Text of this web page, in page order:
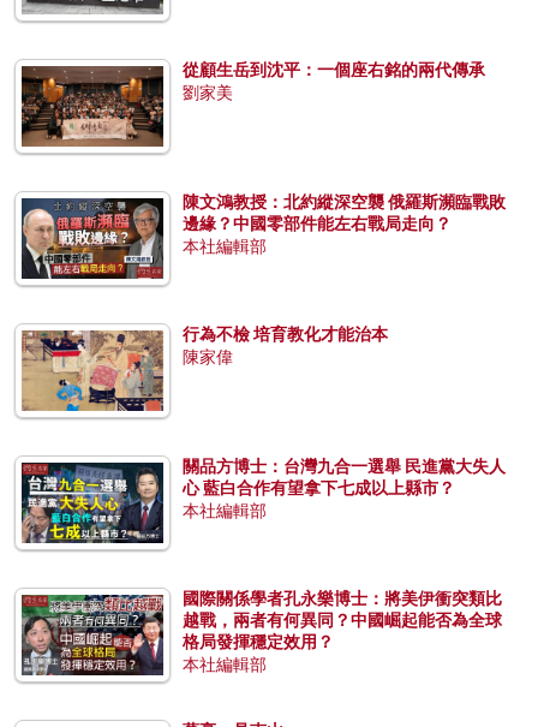
從顧生岳到沈平：一個座右銘的兩代傳承
劉家美
陳文鴻教授：北約縱深空襲 俄羅斯瀕臨戰敗
邊緣？中國零部件能左右戰局走向？
本社編輯部
行為不檢 培育教化才能治本
陳家偉
關品方博士：台灣九合一選舉 民進黨大失人
心 藍白合作有望拿下七成以上縣市？
本社編輯部
國際關係學者孔永樂博士：將美伊衝突類比
越戰，兩者有何異同？中國崛起能否為全球
格局發揮穩定效用？
本社編輯部